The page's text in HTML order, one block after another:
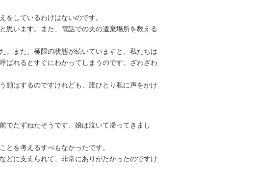
しているわけはないのです。
います。また、電話での夫の遺棄場所を教える
。また、極限の状態が続いていますと、私たちは
ばれるとすぐにわかってしまうのです。ざわざわ
顔はするのですけれども、誰ひとり私に声をかけ
でたずねたそうです、娘は泣いて帰ってきまし
を考えるすべもなかったです。
どに支えられて、非常にありがたかったのですけ